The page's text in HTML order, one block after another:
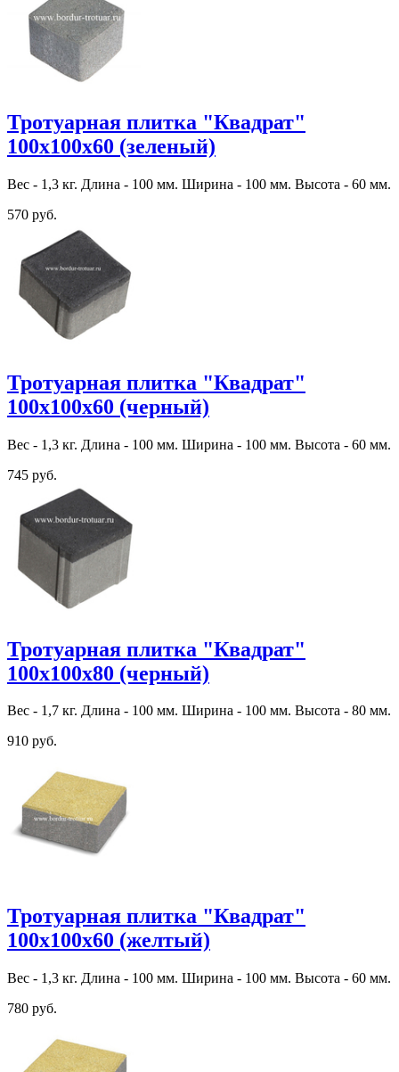
Тротуарная плитка "Квадрат"
100х100х60 (зеленый)
Вес - 1,3 кг. Длина - 100 мм. Ширина - 100 мм. Высота - 60 мм.
570 руб.
Тротуарная плитка "Квадрат"
100х100х60 (черный)
Вес - 1,3 кг. Длина - 100 мм. Ширина - 100 мм. Высота - 60 мм.
745 руб.
Тротуарная плитка "Квадрат"
100х100х80 (черный)
Вес - 1,7 кг. Длина - 100 мм. Ширина - 100 мм. Высота - 80 мм.
910 руб.
Тротуарная плитка "Квадрат"
100х100х60 (желтый)
Вес - 1,3 кг. Длина - 100 мм. Ширина - 100 мм. Высота - 60 мм.
780 руб.